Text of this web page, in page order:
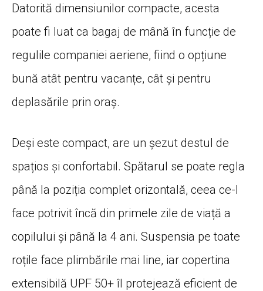
Datorită dimensiunilor compacte, acesta
poate fi luat ca bagaj de mână în funcție de
regulile companiei aeriene, fiind o opțiune
bună atât pentru vacanțe, cât și pentru
deplasările prin oraș.
Deși este compact, are un șezut destul de
spațios și confortabil. Spătarul se poate regla
până la poziția complet orizontală, ceea ce-l
face potrivit încă din primele zile de viață a
copilului și până la 4 ani. Suspensia pe toate
roțile face plimbările mai line, iar copertina
extensibilă UPF 50+ îl protejează eficient de